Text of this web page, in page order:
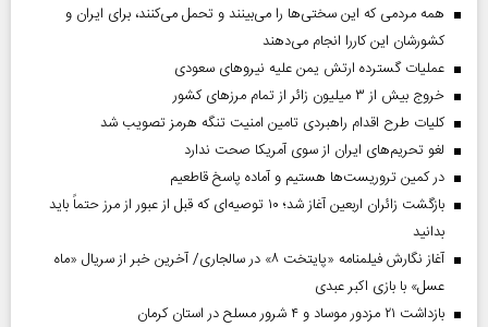
همه مردمی که این سختی‌ها را می‌بینند و تحمل می‌کنند، برای ایران و
کشورشان این کاررا انجام می‌دهند
عملیات گسترده ارتش یمن علیه نیروهای سعودی
خروج بیش از ۳ میلیون زائر از تمام مرز‌های کشور
کلیات طرح اقدام راهبردی تامین امنیت تنگه هرمز تصویب شد
لغو تحریم‌های ایران از سوی آمریکا صحت ندارد
در کمین تروریست‌ها هستیم و آماده پاسخ قاطعیم
بازگشت زائران اربعین آغاز شد؛ ۱۰ توصیه‌ای که قبل از عبور از مرز حتماً باید
بدانید
آغاز نگارش فیلمنامه «پایتخت ۸» در سالجاری/ آخرین خبر از سریال «ماه
عسل» با بازی اکبر عبدی
بازداشت ۲۱ مزدور موساد و ۴ شرور مسلح در استان کرمان